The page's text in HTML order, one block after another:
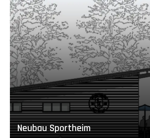
Neubau Sportheim